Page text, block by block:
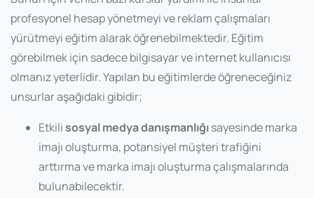
profesyonel hesap yönetmeyi ve reklam çalışmaları
yürütmeyi eğitim alarak öğrenebilmektedir. Eğitim
görebilmek için sadece bilgisayar ve internet kullanıcısı
olmanız yeterlidir. Yapılan bu eğitimlerde öğreneceğiniz
unsurlar aşağıdaki gibidir;
Etkili sosyal medya danışmanlığısayesinde marka
imajı oluşturma, potansiyel müşteri trafiğini
arttırma ve marka imajı oluşturma çalışmalarında
bulunabilecektir.